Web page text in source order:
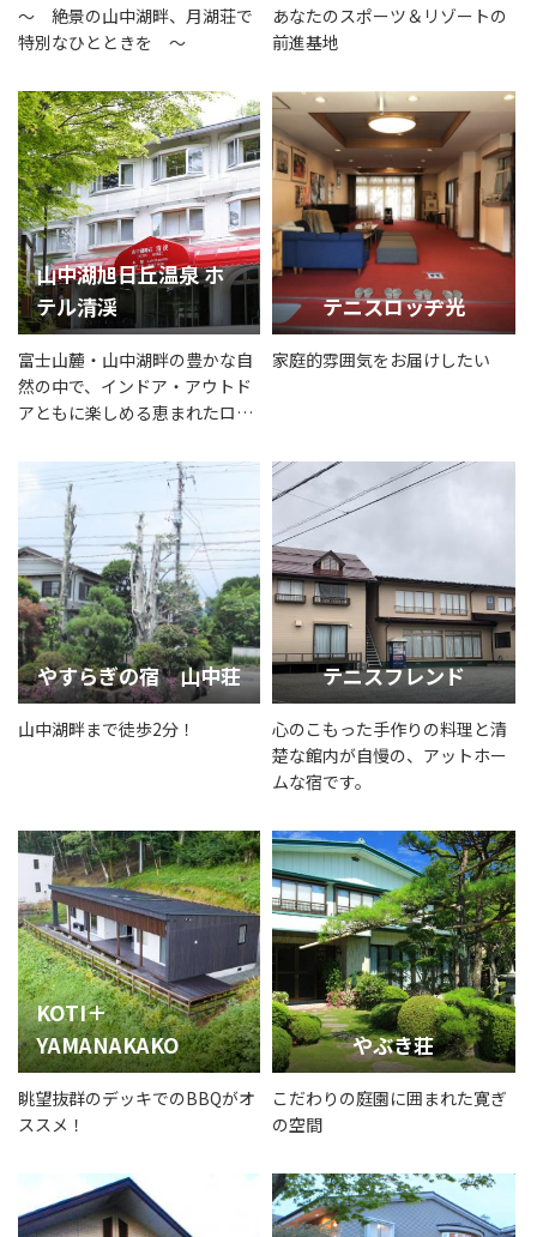
～ 絶景の山中湖畔、月湖荘で
特別なひとときを ～
あなたのスポーツ＆リゾートの
前進基地
山中湖旭日丘温泉 ホ
テル清渓
富士山麓・山中湖畔の豊かな自
然の中で、インドア・アウトド
アともに楽しめる恵まれたロケ
テニスロッヂ光
家庭的雰囲気をお届けしたい
やすらぎの宿 山中荘
山中湖畔まで徒歩2分！
テニスフレンド
心のこもった手作りの料理と清
楚な館内が自慢の、アットホー
ムな宿です。
KOTI＋
YAMANAKAKO
眺望抜群のデッキでのBBQがオ
ススメ！
やぶき荘
こだわりの庭園に囲まれた寛ぎ
の空間